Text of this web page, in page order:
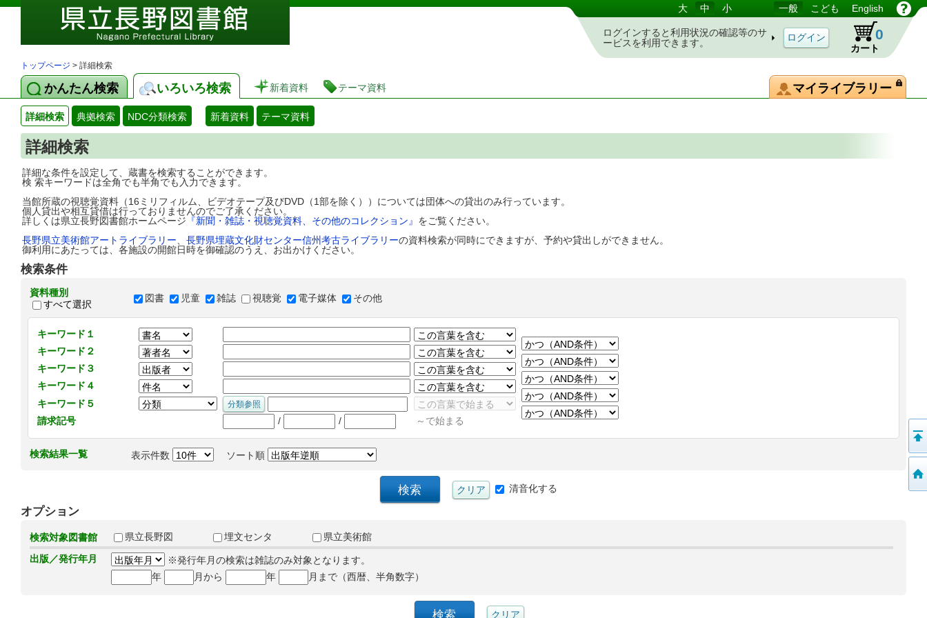
図書館 蔵書検索・予約システム 大 中 小 一般 こども English
ログインすると利用状況の確認等のサ
ービスを利用できます。
カート
0
トップページ > 詳細検索
かんたん検索 いろいろ検索 新着資料 テーマ資料 マイライブラリー
詳細検索 典拠検索 NDC分類検索 新着資料 テーマ資料
詳細検索
詳細な条件を設定して、蔵書を検索することができます。
検 索キーワードは全角でも半角でも入力できます。
当館所蔵の視聴覚資料（16ミリフィルム、ビデオテープ及びDVD（1部を除く））については団体への貸出のみ行っています。
個人貸出や相互貸借は行っておりませんのでご了承ください。
詳しくは県立長野図書館ホームページ 『新聞・雑誌・視聴覚資料、その他のコレクション』 をご覧ください。
長野県立美術館アートライブラリー
長野県埋蔵文化財センター信州考古ライブラリーの資料検索が同時にできますが、予約や貸出しができません。
御利用にあたっては、各施設の開館日時を御確認のうえ、お出かけください。
検索条件
資料種別
すべて選択
図書 児童 雑誌 視聴覚 電子媒体 その他
キーワード１
キーワード２
キーワード３
キーワード４
キーワード５
請求記号
/ / ～で始まる
検索結果一覧 表示件数 ソート順
清音化する
オプション
検索対象図書館 県立長野図 埋文センタ
県立美術館
出版／発行年月
※発行年月の検索は雑誌のみ対象となります。
年
月から 年 月まで（西暦、半角数字）